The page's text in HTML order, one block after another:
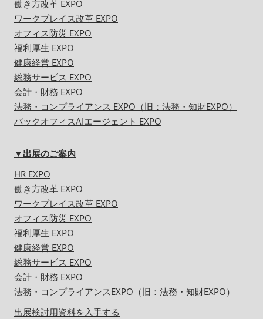
働き方改革 EXPO
ワークプレイス改革 EXPO
オフィス防災 EXPO
福利厚生 EXPO
健康経営 EXPO
総務サービス EXPO
会計・財務 EXPO
法務・コンプライアンス EXPO（旧：法務・知財EXPO）
バックオフィスAIエージェント EXPO
▼出展のご案内
HR EXPO
働き方改革 EXPO
ワークプレイス改革 EXPO
オフィス防災 EXPO
福利厚生 EXPO
健康経営 EXPO
総務サービス EXPO
会計・財務 EXPO
法務・コンプライアンスEXPO（旧：法務・知財EXPO）
出展検討用資料を入手する